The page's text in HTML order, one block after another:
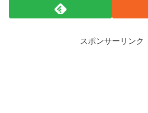
スポンサーリンク